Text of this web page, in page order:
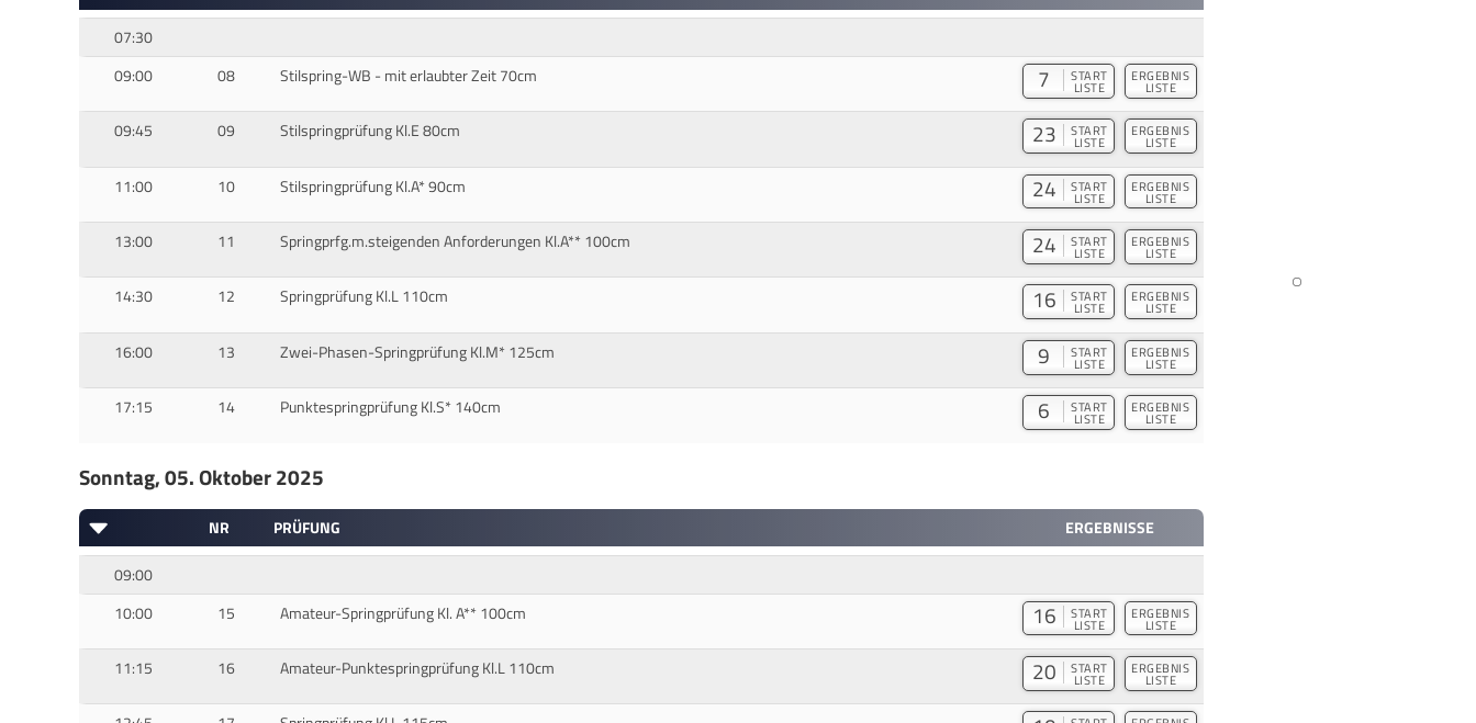
07:30
09:00
08 Stilspring-WB - mit erlaubter Zeit 70cm 7 START
LISTE
ERGEBNIS
LISTE
09:45 09 Stilspringprüfung Kl.E 80cm 23 START
LISTE
ERGEBNIS
LISTE
11:00 10 Stilspringprüfung Kl.A* 90cm 24 START
LISTE
ERGEBNIS
LISTE
13:00 11 Springprfg.m.steigenden Anforderungen Kl.A** 100cm 24 START
LISTE
ERGEBNIS
LISTE
14:30 12 Springprüfung Kl.L 110cm 16 START
LISTE
ERGEBNIS
LISTE
16:00 13 Zwei-Phasen-Springprüfung Kl.M* 125cm 9 START
LISTE
ERGEBNIS
LISTE
17:15 14 Punktespringprüfung Kl.S* 140cm 6 START
LISTE
ERGEBNIS
LISTE
Sonntag, 05. Oktober 2025
NR PRÜFUNG
ERGEBNISSE
09:00
10:00
15 Amateur-Springprüfung Kl. A** 100cm 16 START
LISTE
ERGEBNIS
LISTE
11:15 16 Amateur-Punktespringprüfung Kl.L 110cm 20 START
LISTE
ERGEBNIS
LISTE